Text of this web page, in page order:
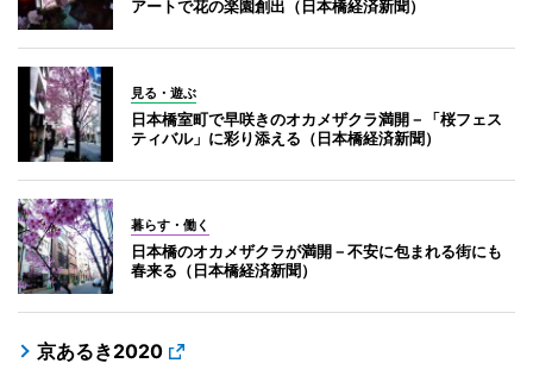
アートで花の楽園創出（日本橋経済新聞）
見る・遊ぶ
日本橋室町で早咲きのオカメザクラ満開－「桜フェス
ティバル」に彩り添える（日本橋経済新聞）
暮らす・働く
日本橋のオカメザクラが満開－不安に包まれる街にも
春来る（日本橋経済新聞）
京あるき2020